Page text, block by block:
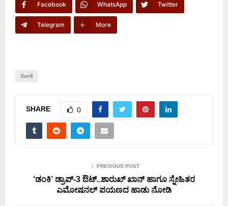
Facebook WhatsApp Twitter
Telegram More
ರೋಜಿ
SHARE 0
PREVIOUS POST
‘ಡಂಕಿ’ ಡ್ರಾಪ್-3 ಔಟ್..ಶಾರುಖ್ ಖಾನ್ ಹಾಗೂ ಸ್ನೇಹಿತರ
ಎಮೋಷನಲ್ ಪಯಣದ ಹಾಡು ನೋಡಿ